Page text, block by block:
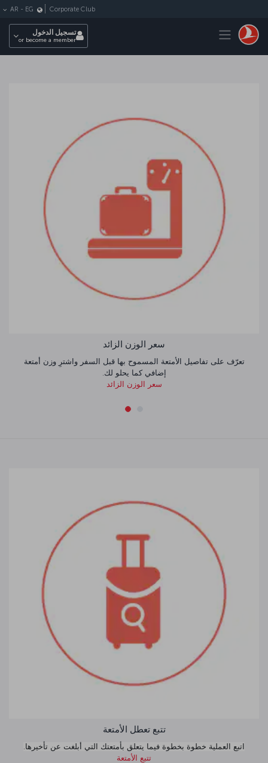
Toggle navigation
Corporate Club
AR - EG
تسجيل الدخول
or become a member
سعر الوزن الزائد
تعرّف على تفاصيل الأمتعة المسموح بها قبل السفر واشترِ وزن أمتعة
إضافي كما يحلو لك.
سعر الوزن الزائد
تتبع تعطل الأمتعة
اتبع العملية خطوة بخطوة فيما يتعلق بأمتعتك التي أبلغت عن تأخيرها.
تتبع الأمتعة